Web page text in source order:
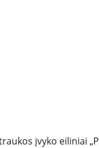
įvyko eiliniai